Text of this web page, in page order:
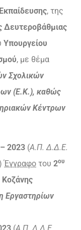
, της
Δευτεροβάθμιας
Υπουργείου
, με θέμα
Σχολικών
(Ε.Κ.), καθώς
Κέντρων
2023 (Α.Π. Δ.Δ.Ε.
Έγγραφο του 2ου
Εργαστηρίων